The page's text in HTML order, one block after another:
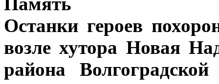
Останки героев
возле хутора Новая
района